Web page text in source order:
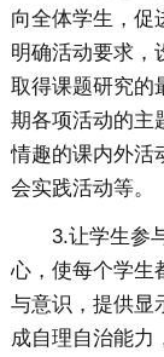
向全体学生，促
明确活动要求，
取得课题研究的
期各项活动的主
情趣的课内外活
会实践活动等。
3.让学生参
心，使每个学生
与意识，提供显
成自理自治能力